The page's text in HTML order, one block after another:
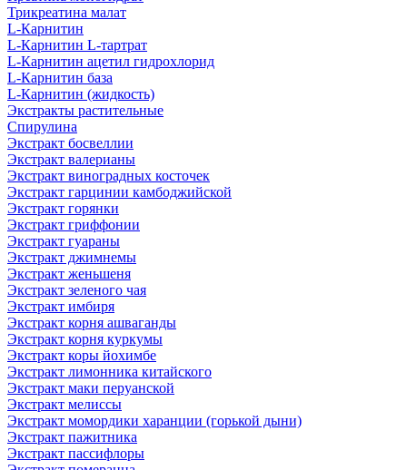
Трикреатина малат
L-Карнитин
L-Карнитин L-тартрат
L-Карнитин ацетил гидрохлорид
L-Карнитин база
L-Карнитин (жидкость)
Экстракты растительные
Спирулина
Экстракт босвеллии
Экстракт валерианы
Экстракт виноградных косточек
Экстракт гарцинии камбоджийской
Экстракт горянки
Экстракт гриффонии
Экстракт гуараны
Экстракт джимнемы
Экстракт женьшеня
Экстракт зеленого чая
Экстракт имбиря
Экстракт корня ашваганды
Экстракт корня куркумы
Экстракт коры йохимбе
Экстракт лимонника китайского
Экстракт маки перуанской
Экстракт мелиссы
Экстракт момордики харанции (горькой дыни)
Экстракт пажитника
Экстракт пассифлоры